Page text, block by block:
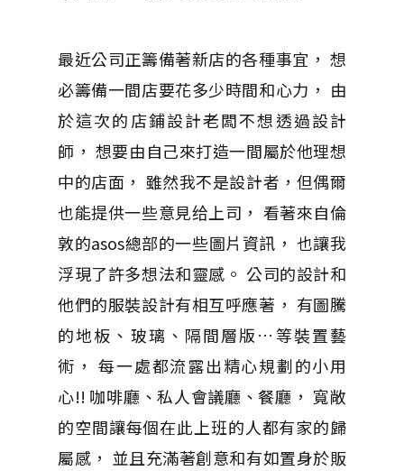
最近公司正籌備著新店的各種事宜， 想
必籌備一間店要花多少時間和心力， 由
於這次的店鋪設計老闆不想透過設計
師， 想要由自己來打造一間屬於他理想
中的店面， 雖然我不是設計者，但偶爾
也能提供一些意見给上司， 看著來自倫
敦的asos總部的一些圖片資訊， 也讓我
浮現了許多想法和靈感。 公司的設計和
他們的服裝設計有相互呼應著， 有圖騰
的地板、玻璃、隔間層版…等裝置藝
術， 每一處都流露出精心規劃的小用
心!! 咖啡廳、私人會議廳、餐廳， 寬敞
的空間讓每個在此上班的人都有家的歸
屬感， 並且充滿著創意和有如置身於販